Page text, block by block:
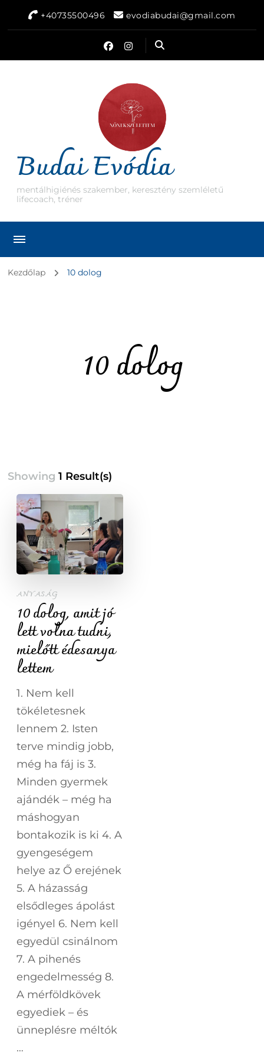
+40735500496 evodiabudai@gmail.com
Budai Evódia
mentálhigiénés szakember, keresztény szemléletű
lifecoach, tréner
Kezdőlap 10 dolog
10 dolog
Showing1 Result(s)
ANYASÁG
10 dolog, amit jó
lett volna tudni,
mielőtt édesanya
lettem
1. Nem kell
tökéletesnek
lennem 2. Isten
terve mindig jobb,
még ha fáj is 3.
Minden gyermek
ajándék – még ha
máshogyan
bontakozik is ki 4. A
gyengeségem
helye az Ő erejének
5. A házasság
elsődleges ápolást
igényel 6. Nem kell
egyedül csinálnom
7. A pihenés
engedelmesség 8.
A mérföldkövek
egyediek – és
ünneplésre méltók
…